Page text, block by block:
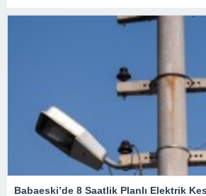
Babaeski’de 8 Saatlik Planlı Elektrik